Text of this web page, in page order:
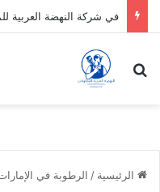
في شركة النهضة العربية
بحث عن
الرئيسية / الرطوبة في